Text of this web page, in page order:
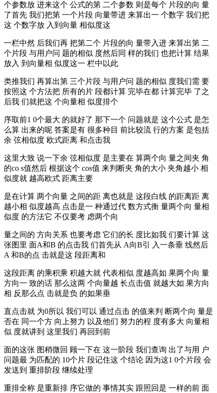
个参数放 进来这个 公式的第 二个参数 则是每个 片段的向 量
了首先 我们把第 一个片段 向量带进 来算出一 个数字 我们把
这 个数字放 入到向量 相似度这
一栏中然 后我们再 把第二个 片段的向 量带入进 来算出第 二
个片段 与用户问 题的相似 度然后同 样的我们 也把计算 结果
放入 到向量相 似度这一 栏中以此
类推我们 再算出第 三个片段 与用户问 题的相似 度我们需 要
按照这 个方法把 所有的片 段都计算 完毕在都 计算完毕 了之
后我 们就把这 个向量相 似度排个
序取前1 0个最大 的就好了 那下一个 问题就是 这个公式 是怎
么算 出来的呢 答案是有 很多种目 前比较流 行的方案 是包括
余 弦相似度 欧式距离 和点击我
这里大致 说一下余 弦相似度 是主要在 算两个向 量之间夹 角
的co s值然后 根据这个 cos值 来判断夹 角的大小 夹角越小 相
似度就 越高欧式 距离主要
是在计算 两个向量 之间的距 离也就是 这段白线 的距离距 离
越小相 似度越高 点击是一 种通过代 数方式衡 量两个向 量相
似度 的方法它 不仅要考 虑两个向
量之间的 方向关系 也要考虑 它们的长 度比如我 们要计算 这
张图里 面A和B 的点击我 们首先从 A向B引 入一条垂 线然后
A 和B的点 击就是这 段距离和
这段距离 的乘积乘 积越大就 代表相似 度越高如 果两个向 量
方向一 致的话 那么这两 个向量越 长点击值 就越大如 果方向
相 反那么点 击就是负 的如果垂
直点击就 为0所以 我们可以 通过点击 的值来判 断两个向 量是
否在 同一个方 向上努力 以及他们 努力的程 度有多大 向量相
似 度就讲到 这里我们 再回到前
面的这张 图稍微回 顾一下在 这一阶段 我们查询 出了与用 户
问题最 为匹配的 10个片 段记住这 个结论 因为这1 0个片段 会
发送到 重排阶段 继续处理
重排全称 是重新排 序它做的 事情其实 跟照回是 一样的前 面